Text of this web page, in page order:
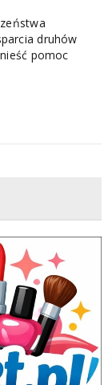
druhów
pomoc